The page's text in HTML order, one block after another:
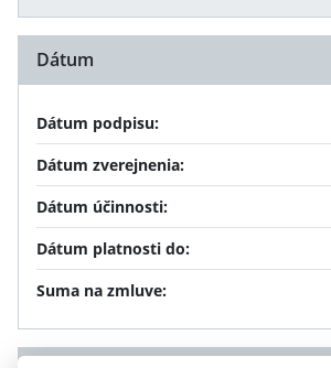
Dátum
Dátum podpisu:
Dátum zverejnenia:
Dátum účinnosti:
Dátum platnosti do:
Suma na zmluve: